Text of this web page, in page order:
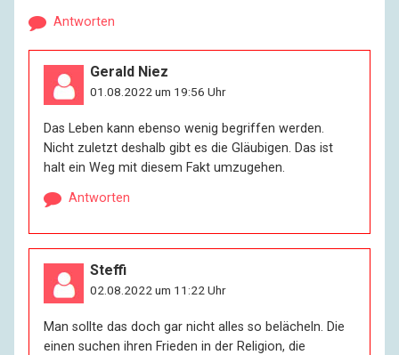
Antworten
Gerald Niez
01.08.2022 um 19:56 Uhr
Das Leben kann ebenso wenig begriffen werden.
Nicht zuletzt deshalb gibt es die Gläubigen. Das ist
halt ein Weg mit diesem Fakt umzugehen.
Antworten
Steffi
02.08.2022 um 11:22 Uhr
Man sollte das doch gar nicht alles so belächeln. Die
einen suchen ihren Frieden in der Religion, die